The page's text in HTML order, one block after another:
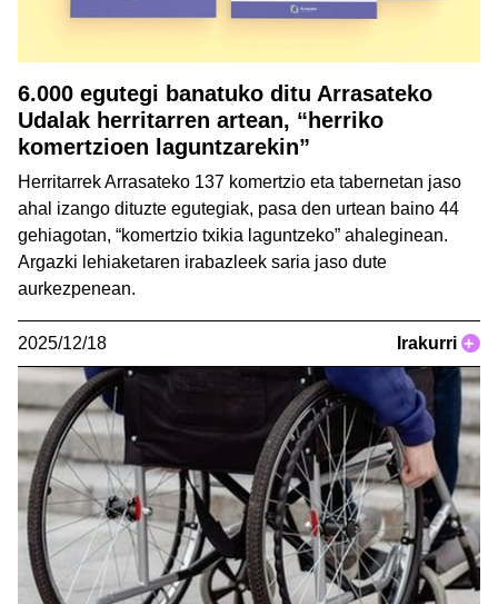
6.000 egutegi banatuko ditu Arrasateko
Udalak herritarren artean, “herriko
komertzioen laguntzarekin”
Herritarrek Arrasateko 137 komertzio eta tabernetan jaso
ahal izango dituzte egutegiak, pasa den urtean baino 44
gehiagotan, “komertzio txikia laguntzeko” ahaleginean.
Argazki lehiaketaren irabazleek saria jaso dute
aurkezpenean.
2025/12/18 Irakurri +